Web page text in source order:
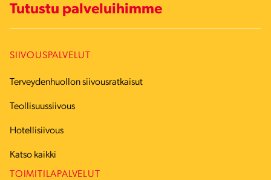
Tutustu palveluihimme
SIIVOUSPALVELUT
Terveydenhuollon siivousratkaisut
Teollisuussiivous
Hotellisiivous
Katso kaikki
TOIMITILAPALVELUT